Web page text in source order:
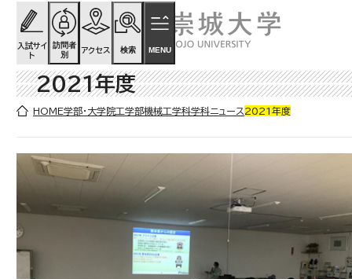
ページの先頭です
ページ内を移動するためのリンク
本文(c)へ
入試サイ
ト
訪問者
別
アクセス 検索 MENU
ここから本文です。
2021年度
HOME学部・大学院工学部機械工学科学科ニュース 2021年度